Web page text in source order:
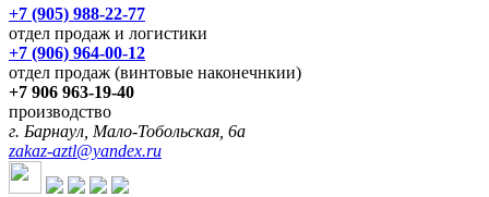
+7 (905) 988-22-77
отдел продаж и логистики
+7 (906) 964-00-12
отдел продаж (винтовые наконечнкии)
+7 906 963-19-40
производство
г. Барнаул, Мало-Тобольская, 6а
zakaz-aztl@yandex.ru